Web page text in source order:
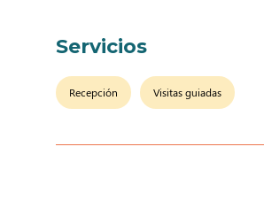
Servicios
Recepción Visitas guiadas